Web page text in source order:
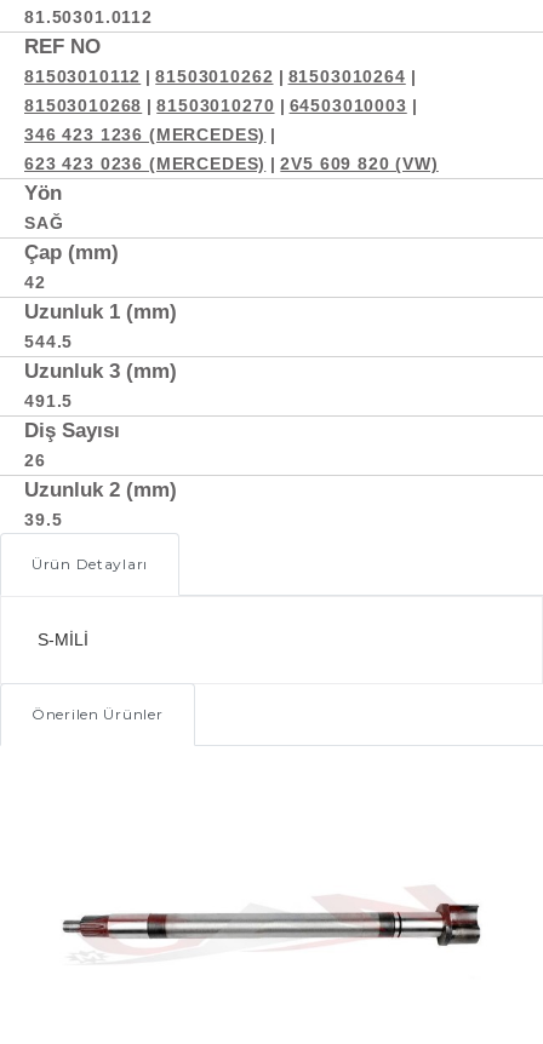
81.50301.0112
REF NO
81503010112 |81503010262 | 81503010264 |
81503010268 |81503010270 | 64503010003 |
346 423 1236 (MERCEDES) |
623 423 0236 (MERCEDES) |2V5 609 820 (VW)
Yön
SAĞ
Çap (mm)
42
Uzunluk 1 (mm)
544.5
Uzunluk 3 (mm)
491.5
Diş Sayısı
26
Uzunluk 2 (mm)
39.5
Ürün Detayları
S-MİLİ
Önerilen Ürünler